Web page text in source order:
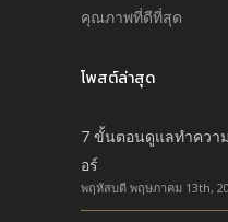
คุณภาพที่ดีที่สุด
โพสต์ล่าสุด
7 ขั้นตอนดูแลทำควา
อร์
พฤหัสบดี พฤษภาคม 13th,